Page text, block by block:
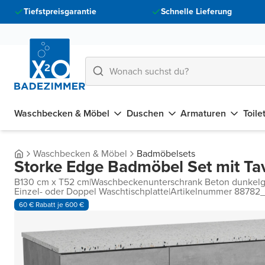
Tiefstpreisgarantie Schnelle Lieferung
Waschbecken & Möbel Duschen Armaturen
Waschbecken & Möbel Badmöbelsets
Storke Edge Badmöbel Set mit
B130 cm x T52 cm|Waschbeckenunterschrank Beton
Einzel- oder Doppel Waschtischplatte|Artikelnummer
60 € Rabatt je 600 €